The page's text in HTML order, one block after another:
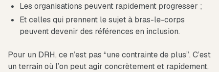
Les organisations peuvent rapidement progresser ;
Et celles qui prennent le sujet à bras-le-corps
peuvent devenir des références en inclusion.
Pour un DRH, ce n’est pas “une contrainte de plus”. C’est
un terrain où l’on peut agir concrètement et rapidement,